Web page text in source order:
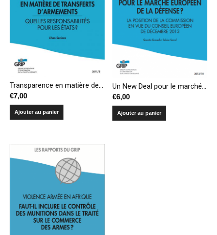
€7,00
Ajouter au panier
Un New Deal pour le marché européen de la défense ? La position de la Commission en vue du Conseil européen de décembre 2013
€6,00
Ajouter au panier